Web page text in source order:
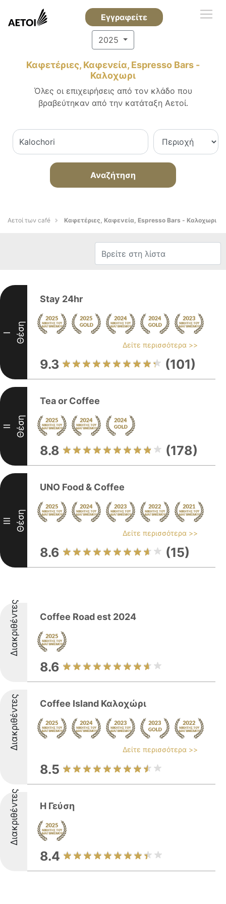
Εγγραφείτε
2025
Καφετέριες, Καφενεία, Espresso Bars -
Καλοχωρι
Όλες οι επιχειρήσεις από τον κλάδο που
βραβεύτηκαν από την κατάταξη Αετοί.
Αναζήτηση
Αετοί των café Καφετέριες, Καφενεία, Espresso Bars - Καλοχωρι
I Θέση
Stay 24hr
Δείτε περισσότερα >>
9.3 (101)
II Θέση
Tea or Coffee
8.8 (178)
III Θέση
UNO Food & Coffee
Δείτε περισσότερα >>
8.6 (15)
Διακριθέντες Coffee Road est 2024
8.6
Διακριθέντες Coffee Island Καλοχώρι
Δείτε περισσότερα >>
8.5
Διακριθέντες H Γεύση
8.4